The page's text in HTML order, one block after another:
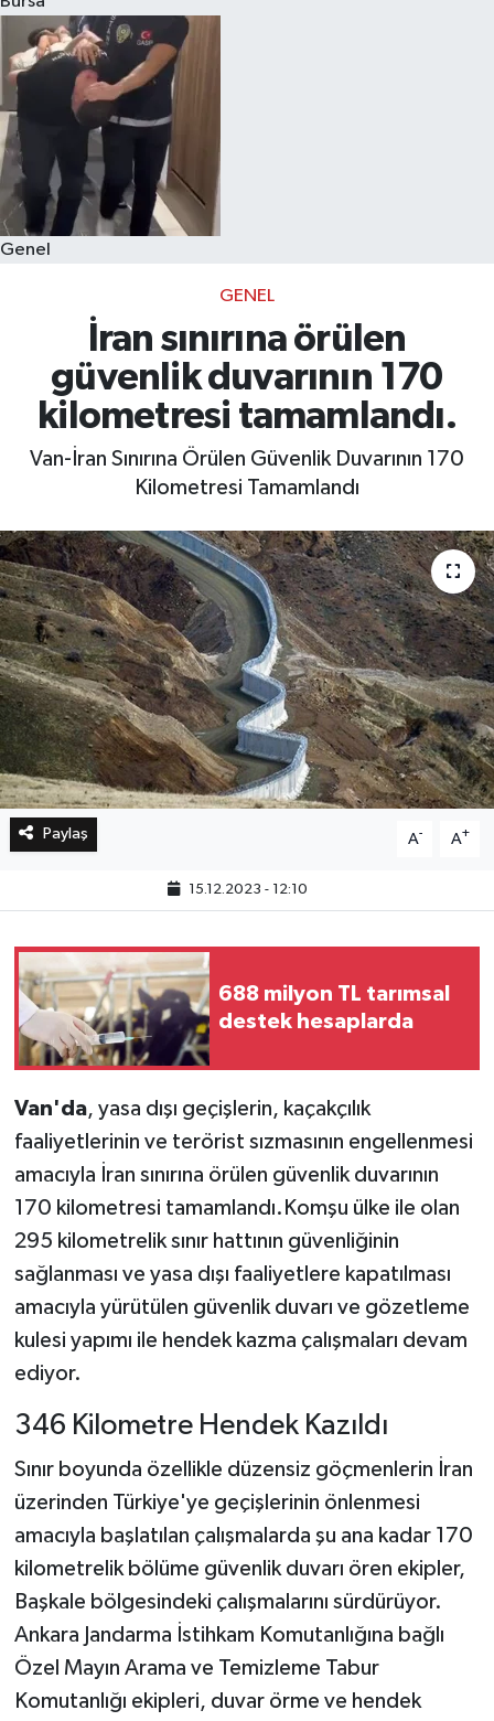
Genel
GENEL
İran sınırına örülen
güvenlik duvarının 170
kilometresi tamamlandı.
Van-İran Sınırına Örülen Güvenlik Duvarının 170
Kilometresi Tamamlandı
Paylaş A- A+
15.12.2023 - 12:10
688 milyon TL tarımsal
destek hesaplarda
Van'da, yasa dışı geçişlerin, kaçakçılık
faaliyetlerinin ve terörist sızmasının engellenmesi
amacıyla İran sınırına örülen güvenlik duvarının
170 kilometresi tamamlandı.Komşu ülke ile olan
295 kilometrelik sınır hattının güvenliğinin
sağlanması ve yasa dışı faaliyetlere kapatılması
amacıyla yürütülen güvenlik duvarı ve gözetleme
kulesi yapımı ile hendek kazma çalışmaları devam
ediyor.
346 Kilometre Hendek Kazıldı
Sınır boyunda özellikle düzensiz göçmenlerin İran
üzerinden Türkiye'ye geçişlerinin önlenmesi
amacıyla başlatılan çalışmalarda şu ana kadar 170
kilometrelik bölüme güvenlik duvarı ören ekipler,
Başkale bölgesindeki çalışmalarını sürdürüyor.
Ankara Jandarma İstihkam Komutanlığına bağlı
Özel Mayın Arama ve Temizleme Tabur
Komutanlığı ekipleri, duvar örme ve hendek
Eğitim
Sağlık
Magazin
Kültür & Sanat
Teknoloji
Bilim
Bilim, Teknoloji